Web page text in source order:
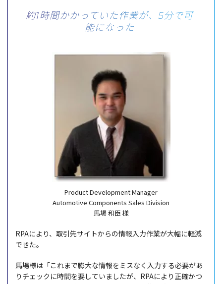
約1時間かかっていた作業が、5分で可
能になった
Product Development Manager
Automotive Components Sales Division
馬場 和臣 様
RPAにより、 取引先サイトからの情報入力作業が大幅に軽減
できた。
馬場様は「これまで膨大な情報をミスなく 入力する必要があ
り チェック に時間を要していましたが、RPAにより 正確かつ